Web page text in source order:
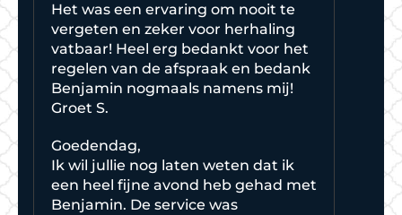
Het was een ervaring om nooit te
vergeten en zeker voor herhaling
vatbaar! Heel erg bedankt voor het
regelen van de afspraak en bedank
Benjamin nogmaals namens mij!
Groet S.
Goedendag,
Ik wil jullie nog laten weten dat ik
een heel fijne avond heb gehad met
Benjamin. De service was